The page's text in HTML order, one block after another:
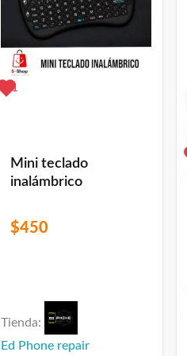
1
Mini teclado
inalámbrico
$450
Tienda:
Ed Phone repair